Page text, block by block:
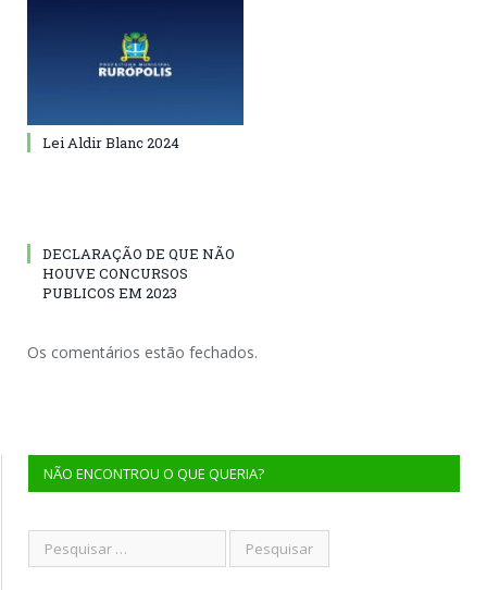
Lei Aldir Blanc 2024
DECLARAÇÃO DE QUE NÃO
HOUVE CONCURSOS
PUBLICOS EM 2023
Os comentários estão fechados.
NÃO ENCONTROU O QUE QUERIA?